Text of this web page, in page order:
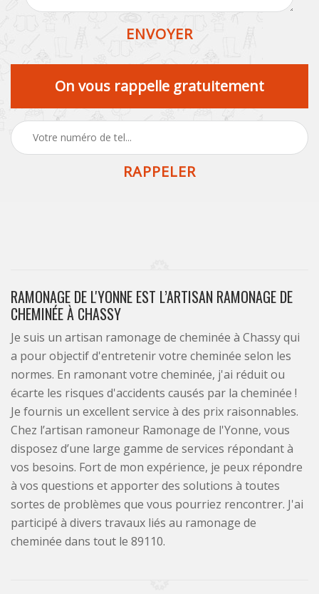
On vous rappelle gratuitement
RAMONAGE DE L'YONNE EST L’ARTISAN RAMONAGE DE
CHEMINÉE À CHASSY
Je suis un artisan ramonage de cheminée à Chassy qui
a pour objectif d'entretenir votre cheminée selon les
normes. En ramonant votre cheminée, j'ai réduit ou
écarte les risques d'accidents causés par la cheminée !
Je fournis un excellent service à des prix raisonnables.
Chez l’artisan ramoneur Ramonage de l'Yonne, vous
disposez d’une large gamme de services répondant à
vos besoins. Fort de mon expérience, je peux répondre
à vos questions et apporter des solutions à toutes
sortes de problèmes que vous pourriez rencontrer. J'ai
participé à divers travaux liés au ramonage de
cheminée dans tout le 89110.